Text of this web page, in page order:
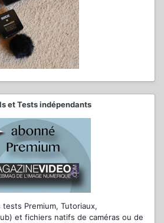
et Tests indépendants
tests Premium, Tutoriaux,
et fichiers natifs de caméras ou de